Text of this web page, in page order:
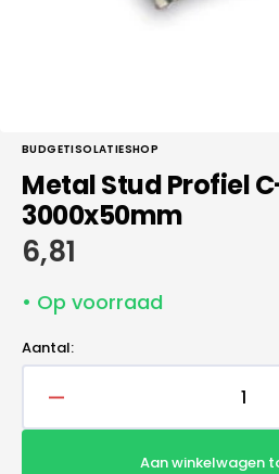
BUDGETISOLATIESHOP
Metal Stud Profiel
3000x50mm
Normale
prijs
6,81
• Op voorraad
Aantal:
Aantal
verlagen
Aan winkelwagen